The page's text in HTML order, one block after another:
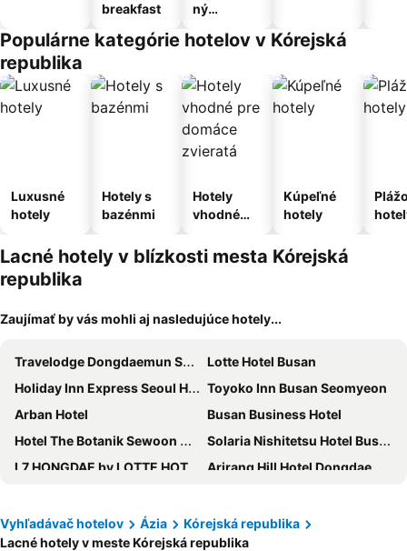
breakfast
ný
Populárne kategórie hotelov v Kórejská
republika
Luxusné
hotely
Hotely s
bazénmi
Hotely
vhodné
domáce
zvieratá
Kúpeľné
hotely
Lacné hotely v blízkosti mesta Kórejská
republika
Zaujímať by vás mohli aj nasledujúce hotely...
Travelodge Dongdaemun Seoul
Lotte Hotel Busan
Holiday Inn Express Seoul Hongdae By Ihg
Toyoko Inn Busan Seomyeon
Arban Hotel
Busan Business Hotel
Hotel The Botanik Sewoon Myeongdong
Solaria Nishitetsu Hotel Busan
L7 HONGDAE by LOTTE HOTELS
Arirang Hill Hotel Dongdaemun
Stanford Hotel Myeongdong
Hotel Migliore Seoul
Migliore Hotel Seoul Myeongdong
Fairfield by Marriott Seoul
Vyhľadávač hotelov Ázia
Kórejská republika
Lacné hotely v meste Kórejská republika